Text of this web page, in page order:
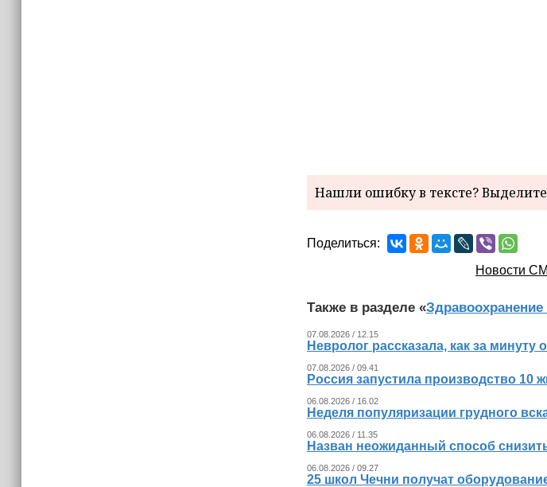
Нашли ошибку в тексте?
Поделиться:
Новости
Также в разделе «Здравоохранение
07.08.2026 / 12.15
Невролог рассказала, как за минуту
07.08.2026 / 09.41
Россия запустила производство 10
06.08.2026 / 16.02
Неделя популяризации грудного
06.08.2026 / 11.35
Назван неожиданный способ
06.08.2026 / 09.27
25 школ Чечни получат